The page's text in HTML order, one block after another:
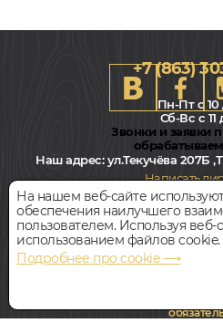
+7 (863)
Пн-Пт с 10
Сб-Вс с 11
Звонки и заявки
Наш адрес:ул.Текучёва 207Б
Написать
Всегда
© Интернет-магазин
При копировании
На нашем веб-сайте
обеспечения наилучшего
пользователем. Используя веб-
использованием файлов cookie.
Подробнее про cookie ⟶